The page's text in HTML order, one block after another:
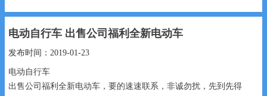
电动自行车 出售公司福利全新电动车
发布时间：2019-01-23
电动自行车
出售公司福利全新电动车，要的速速联系，非诚勿扰，先到先得